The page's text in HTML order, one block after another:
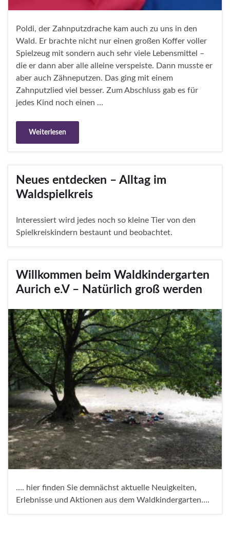
Poldi, der Zahnputzdrache kam auch zu uns in den
Wald. Er brachte nicht nur einen großen Koffer voller
Spielzeug mit sondern auch sehr viele Lebensmittel –
die er dann aber alle alleine verspeiste. Dann musste er
aber auch Zähneputzen. Das ging mit einem
Zahnputzlied viel besser. Zum Abschluss gab es für
jedes Kind noch einen …
Weiterlesen
Neues entdecken – Alltag im
Waldspielkreis
Interessiert wird jedes noch so kleine Tier von den
Spielkreiskindern bestaunt und beobachtet.
Willkommen beim Waldkindergarten
Aurich e.V – Natürlich groß werden
…. hier finden Sie demnächst aktuelle Neuigkeiten,
Erlebnisse und Aktionen aus dem Waldkindergarten….